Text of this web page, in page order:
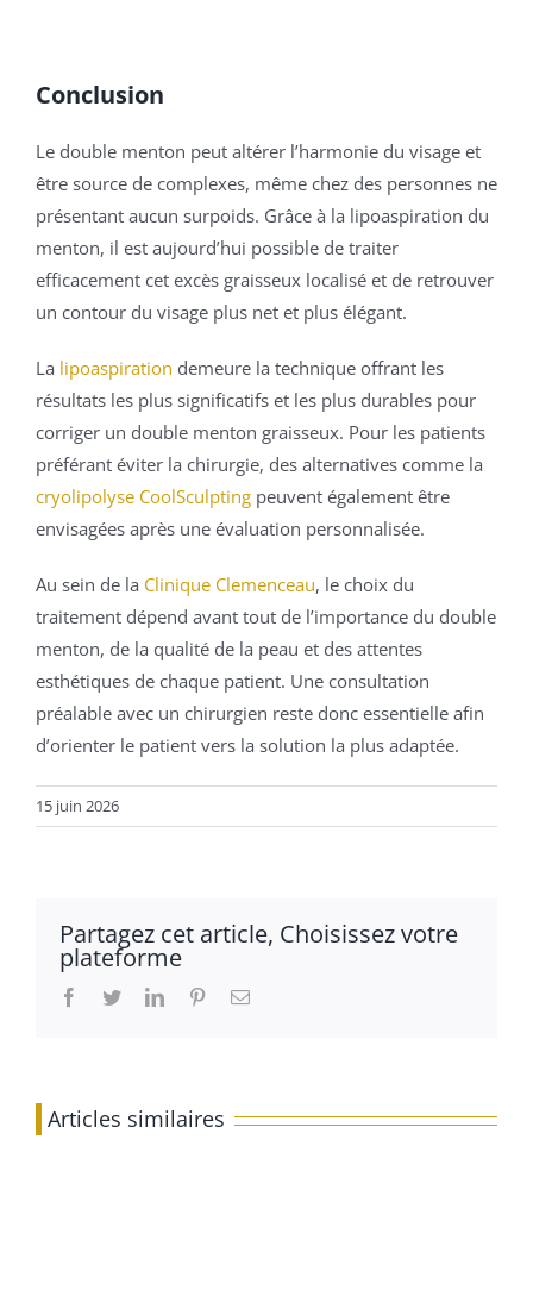
Conclusion
Le double menton peut altérer l’harmonie du visage et
être source de complexes, même chez des personnes ne
présentant aucun surpoids. Grâce à la lipoaspiration du
menton, il est aujourd’hui possible de traiter
efficacement cet excès graisseux localisé et de retrouver
un contour du visage plus net et plus élégant.
La lipoaspiration demeure la technique offrant les
résultats les plus significatifs et les plus durables pour
corriger un double menton graisseux. Pour les patients
préférant éviter la chirurgie, des alternatives comme la
cryolipolyse CoolSculpting peuvent également être
envisagées après une évaluation personnalisée.
Au sein de la Clinique Clemenceau, le choix du
traitement dépend avant tout de l’importance du double
menton, de la qualité de la peau et des attentes
esthétiques de chaque patient. Une consultation
préalable avec un chirurgien reste donc essentielle afin
d’orienter le patient vers la solution la plus adaptée.
15 juin 2026
Partagez cet article, Choisissez votre
plateforme
Facebook
TwitterLinkedInPinterestEmail
Articles similaires